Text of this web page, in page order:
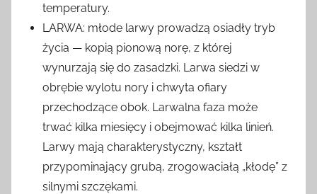
temperatury.
LARWA: młode larwy prowadzą osiadły tryb
życia — kopią pionową norę, z której
wynurzają się do zasadzki. Larwa siedzi w
obrębie wylotu nory i chwyta ofiary
przechodzące obok. Larwalna faza może
trwać kilka miesięcy i obejmować kilka linień.
Larwy mają charakterystyczny, kształt
przypominający grubą, zrogowaciałą „kłodę” z
silnymi szczękami.